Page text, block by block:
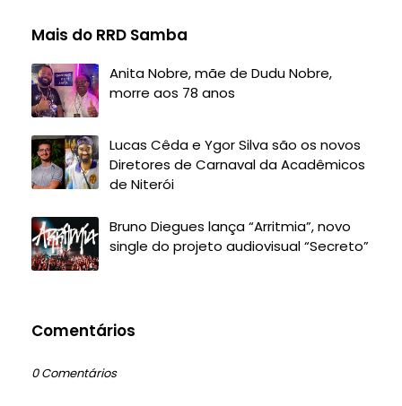
Mais do RRD Samba
Anita Nobre, mãe de Dudu Nobre,
morre aos 78 anos
Lucas Cêda e Ygor Silva são os novos
Diretores de Carnaval da Acadêmicos
de Niterói
Bruno Diegues lança “Arritmia”, novo
single do projeto audiovisual “Secreto”
Comentários
0 Comentários